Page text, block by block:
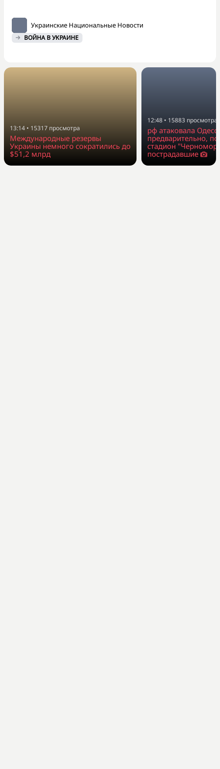
Украинские Национальные Новости
ВОЙНА В УКРАИНЕ
13:14 • 15317 просмотра
Международные резервы
Украины немного сократились до
$51,2 млрд
12:48 • 15883 просмотра
рф атаковала
предварительно,
стадион
пострадавшие